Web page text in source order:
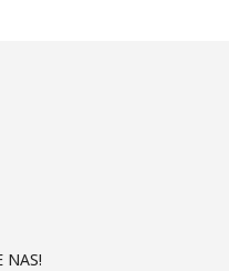
NAS!